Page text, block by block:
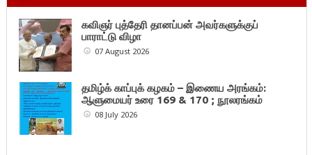
கவிஞர் புத்தேரி தானப்பன் அவர்களுக்குப்
பாராட்டு விழா
07 August 2026
தமிழ்க் காப்புக் கழகம் – இணைய அரங்கம்:
ஆளுமையர் உரை 169 & 170 ; நூலரங்கம்
08 July 2026